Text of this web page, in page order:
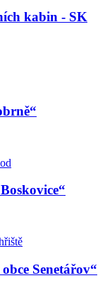
kabin - SK
Senetářov“